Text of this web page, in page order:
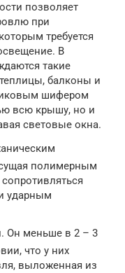
позволяет
при
требуется
В
такие
балконы и
шифером
всю крышу, но и
световые окна.
полимерным
ударным
Он меньше в 2 – 3
что у них
выложенная из